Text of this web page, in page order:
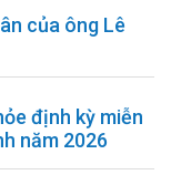
của ông Lê
định kỳ miễn
năm 2026